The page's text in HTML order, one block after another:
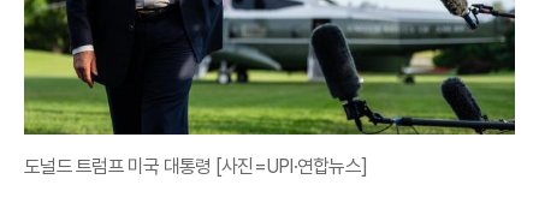
도널드 트럼프 미국 대통령 [사진=UPI·연합뉴스]